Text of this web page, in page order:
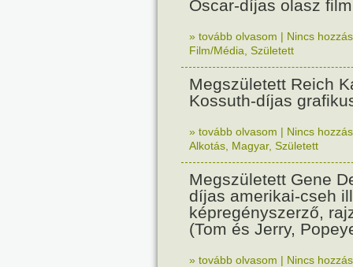
Oscar-díjas olasz
» tovább olvasom | Nincs
Film/Média Született
Megszületett Reich
Kossuth-díjas
» tovább olvasom | Nincs
Alkotás Magyar, Született
Megszületett Gene
díjas amerikai-cseh
képregényszerző,
(Tom és Jerry,
» tovább olvasom | Nincs